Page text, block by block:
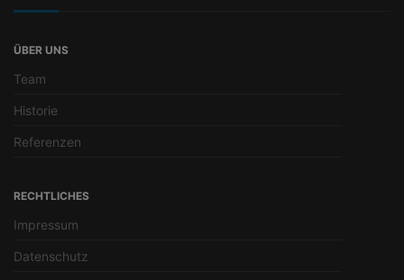
ÜBER UNS
Team
Historie
Referenzen
RECHTLICHES
Impressum
Datenschutz